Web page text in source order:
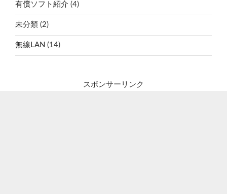
有償ソフト紹介 (4)
未分類 (2)
無線LAN (14)
スポンサーリンク